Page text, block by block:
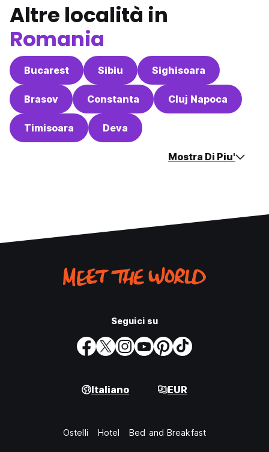
Altre località in
Romania
Bucarest Sibiu Sighisoara
Brasov Constanta Cluj Napoca
Timisoara Deva
Mostra Di Piu'
Seguici su
Italiano EUR
Ostelli Hotel Bed and Breakfast